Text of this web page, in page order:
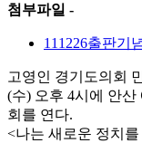
첨부파일 -
111226출판기
고영인 경기도의회
(수) 오후 4시에 안
회를 연다.
<나는 새로운 정치